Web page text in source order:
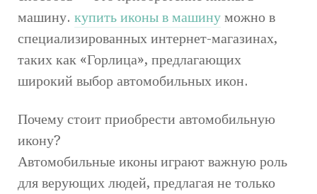
машину. купить иконы в машину можно в
специализированных интернет-магазинах,
таких как «Горлица», предлагающих
широкий выбор автомобильных икон.
Почему стоит приобрести автомобильную
икону?
Автомобильные иконы играют важную роль
для верующих людей, предлагая не только